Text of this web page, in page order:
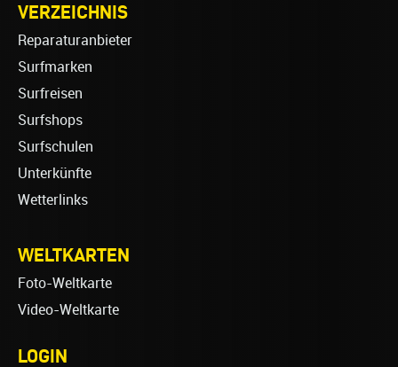
VERZEICHNIS
Reparaturanbieter
Surfmarken
Surfreisen
Surfshops
Surfschulen
Unterkünfte
Wetterlinks
WELTKARTEN
Foto-Weltkarte
Video-Weltkarte
LOGIN